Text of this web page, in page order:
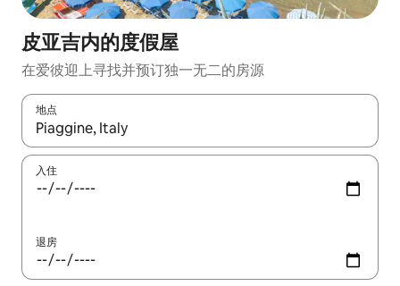
皮亚吉内的度假屋
在爱彼迎上寻找并预订独一无二的房源
地点
如有搜索结果，请使用上下方向键查看，或通过点击或滑动手势
入住
退房